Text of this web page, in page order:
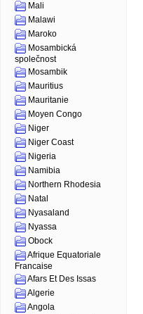
Mali
Malawi
Maroko
Mosambická
společnost
Mosambik
Mauritius
Mauritanie
Moyen Congo
Niger
Niger Coast
Nigeria
Namibia
Northern Rhodesia
Natal
Nyasaland
Nyassa
Obock
Afrique Equatoriale
Francaise
Afars Et Des Issas
Algerie
Angola